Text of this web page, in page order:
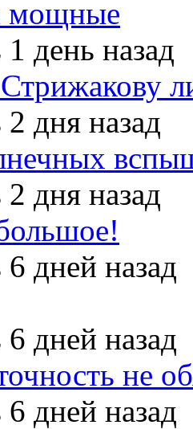
мощные
день назад
дня назад
дня назад
6 дней назад
6 дней назад
не
6 дней назад